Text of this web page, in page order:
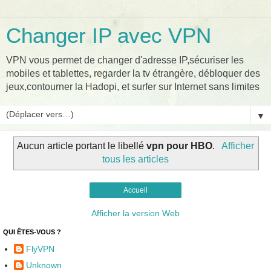
Changer IP avec VPN
VPN vous permet de changer d'adresse IP,sécuriser les
mobiles et tablettes, regarder la tv étrangère, débloquer des
jeux,contourner la Hadopi, et surfer sur Internet sans limites
▼
Aucun article portant le libellévpn pour HBO.
Afficher
tous les articles
Accueil
Afficher la version Web
QUI ÊTES-VOUS ?
FlyVPN
Unknown